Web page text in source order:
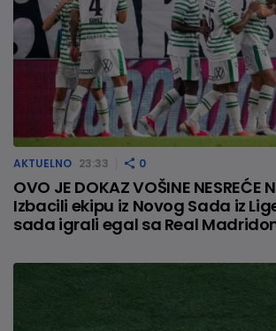
AKTUELNO 23:33 0
OVO JE DOKAZ VOŠINE NESREĆE
Izbacili ekipu iz Novog Sada iz
sada igrali egal sa Real